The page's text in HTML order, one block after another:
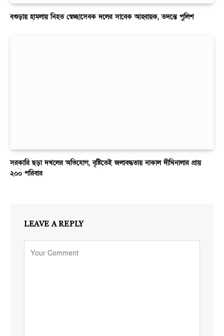
বগুড়ায় হামলায় নিহত স্বেচ্ছাসেবক দলের সাবেক আহ্বায়ক, তদন্তে পুলিশ
সরকারি ছড়া দখলের অভিযোগ, বৃষ্টিতেই জলাবদ্ধতায় নাকাল দীঘিনালার প্রায়
২০০ পরিবার
LEAVE A REPLY